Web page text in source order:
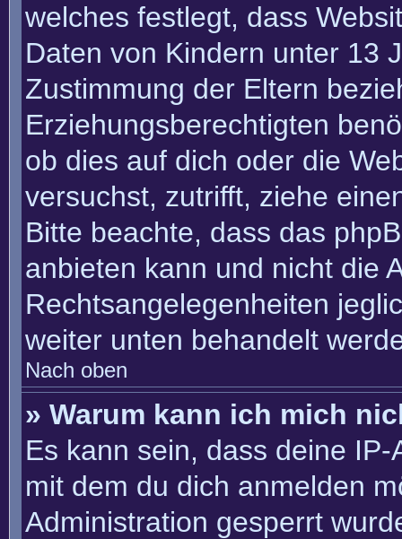
welches festlegt, dass
Daten von Kindern unter 13
Zustimmung der Eltern
Erziehungsberechtigten
ob dies auf dich oder die
versuchst, zutrifft, ziehe
Bitte beachte, dass das
anbieten kann und nicht die
Rechtsangelegenheiten
weiter unten behandelt
Nach oben
» Warum kann ich mich
Es kann sein, dass deine
mit dem du dich anmelden
Administration gesperrt